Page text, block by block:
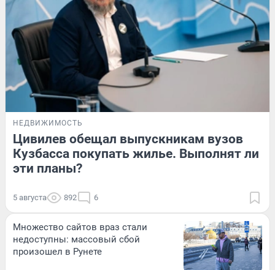
НЕДВИЖИМОСТЬ
Цивилев обещал выпускникам вузов
Кузбасса покупать жилье. Выполнят ли
эти планы?
5 августа 892 6
Множество сайтов враз стали
недоступны: массовый сбой
произошел в Рунете